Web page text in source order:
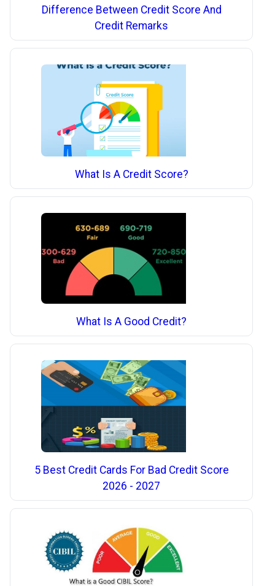
Difference Between Credit Score And
Credit Remarks
What Is A Credit Score?
What Is A Good Credit?
5 Best Credit Cards For Bad Credit Score
2026 - 2027